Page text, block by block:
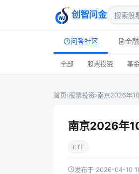
创智问金
问答社区 金
全部 股票投资 基
首页›股票投资›南京2026年
南京2026年
ETF
发布于 2026-04-10